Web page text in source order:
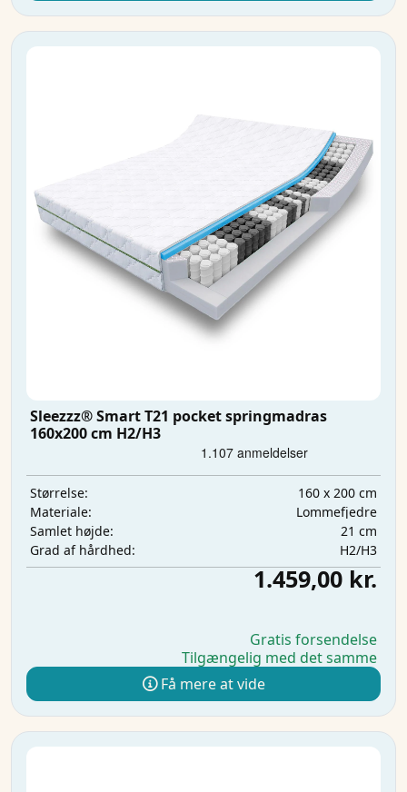
Sleezzz® Smart T21 pocket springmadras
160x200 cm H2/H3
Størrelse:
160 x 200 cm
Materiale:
Lommefjedre
Samlet højde:
21 cm
Grad af hårdhed:
H2/H3
1.459,00 kr.
Gratis forsendelse
Tilgængelig med det samme
Få mere at vide